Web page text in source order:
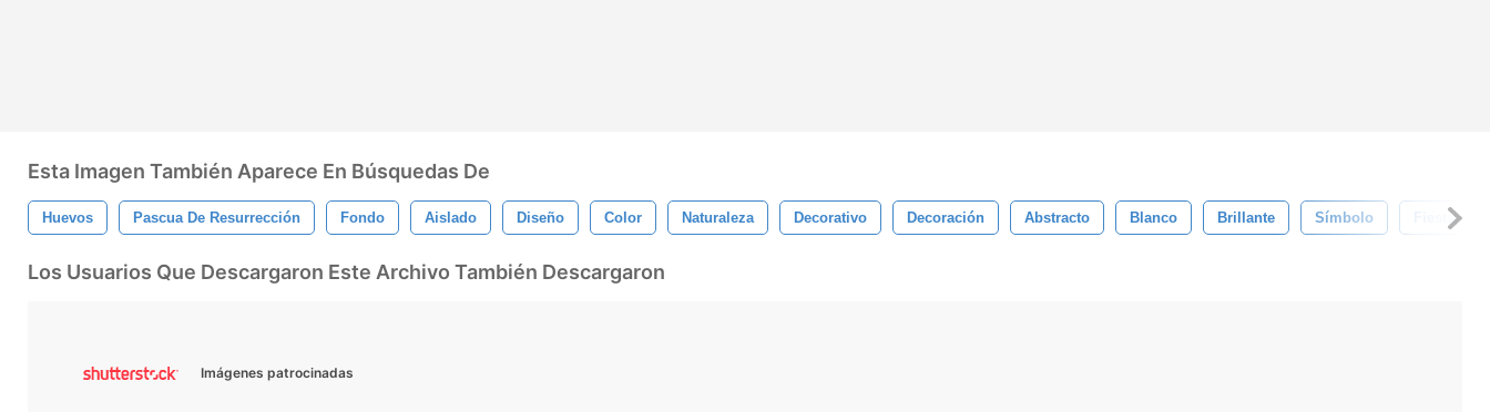
Esta Imagen También Aparece En Búsquedas De
Huevos Pascua De Resurrección Fondo Aislado Diseño Color Naturaleza Decorativo Decoración Abstracto Blanco Brillante Símbolo Fiesta
Los Usuarios Que Descargaron Este Archivo También Descargaron
Imágenes patrocinadas